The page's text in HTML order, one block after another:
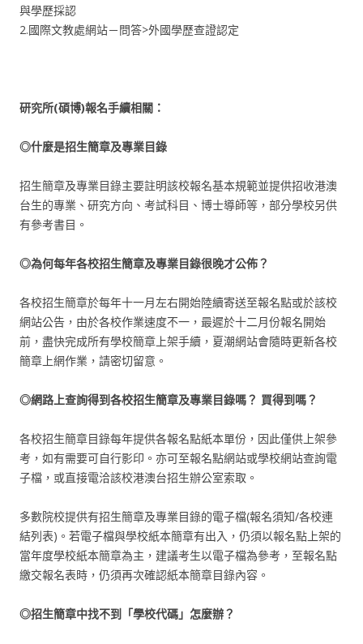
與學歷採認
2.國際文教處網站－問答>外國學歷查證認定
研究所(碩博)報名手續相關：
◎什麼是招生簡章及專業目錄
招生簡章及專業目錄主要註明該校報名基本規範並提供招收港澳
台生的專業、研究方向、考試科目、博士導師等，部分學校另供
有參考書目。
◎為何每年各校招生簡章及專業目錄很晚才公佈？
各校招生簡章於每年十一月左右開始陸續寄送至報名點或於該校
網站公告，由於各校作業速度不一，最遲於十二月份報名開始
前，盡快完成所有學校簡章上架手續，夏潮網站會隨時更新各校
簡章上網作業，請密切留意。
◎網路上查詢得到各校招生簡章及專業目錄嗎？ 買得到嗎？
各校招生簡章目錄每年提供各報名點紙本單份，因此僅供上架參
考，如有需要可自行影印。亦可至報名點網站或學校網站查詢電
子檔，或直接電洽該校港澳台招生辦公室索取。
多數院校提供有招生簡章及專業目錄的電子檔(報名須知/各校連
結列表)。若電子檔與學校紙本簡章有出入，仍須以報名點上架的
當年度學校紙本簡章為主，建議考生以電子檔為參考，至報名點
繳交報名表時，仍須再次確認紙本簡章目錄內容。
◎招生簡章中找不到「學校代碼」怎麼辦？